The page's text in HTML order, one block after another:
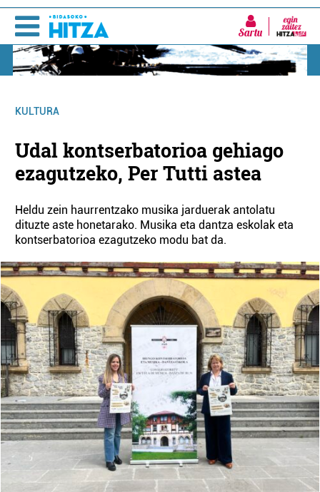
Sartu
KULTURA
Udal kontserbatorioa gehiago
ezagutzeko, Per Tutti astea
Heldu zein haurrentzako musika jarduerak antolatu
dituzte aste honetarako. Musika eta dantza eskolak eta
kontserbatorioa ezagutzeko modu bat da.